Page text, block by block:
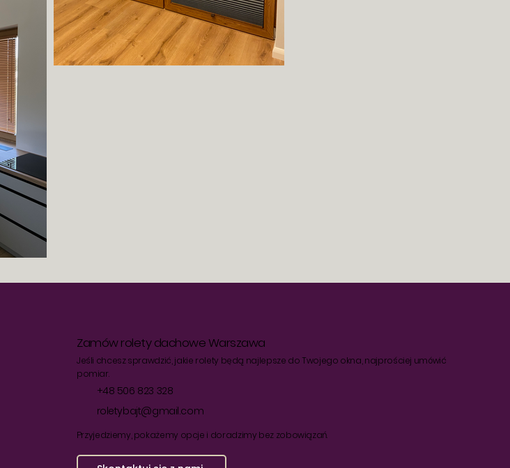
Zamów rolety dachowe Warszawa
Jeśli chcesz sprawdzić, jakie rolety będą najlepsze do Twojego okna, najprościej umówić
pomiar.
+48 506 823 328
roletybajt@gmail.com
Przyjedziemy, pokażemy opcje i doradzimy bez zobowiązań.